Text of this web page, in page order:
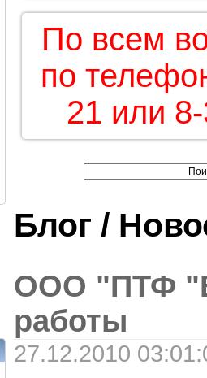
По всем
по
21 или
Блог /
ООО "ПТФ
работы
27.12.2010